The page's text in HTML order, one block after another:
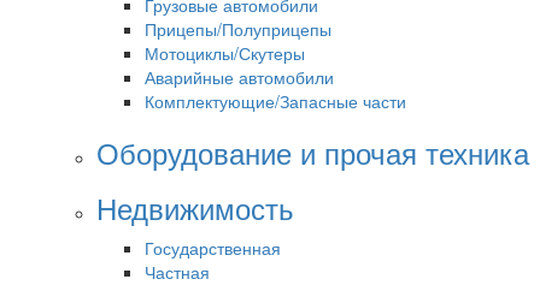
Грузовые автомобили
Прицепы/Полуприцепы
Мотоциклы/Скутеры
Аварийные автомобили
Комплектующие/Запасные части
Оборудование и прочая техника
Недвижимость
Государственная
Частная